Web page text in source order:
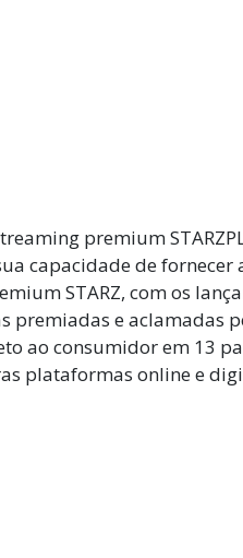
premium
capacidade de fornecer
STARZ, com os
premiadas e aclamadas
ao consumidor em 13
plataformas online e